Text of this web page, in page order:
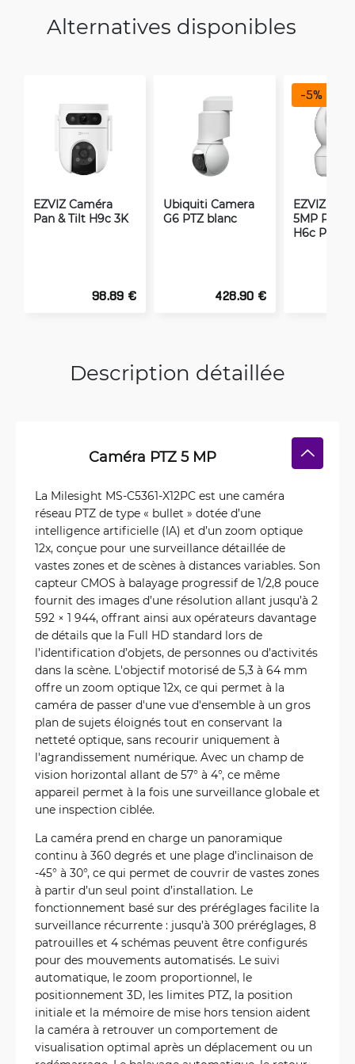
Alternatives disponibles
EZVIZ Caméra
Pan & Tilt H9c 3K
98.89 €
Ubiquiti Camera
G6 PTZ blanc
428.90 €
EZVIZ
5MP Pan
H6c Pro 3K
-5%
Description détaillée
Caméra PTZ 5 MP
La Milesight MS-C5361-X12PC est une caméra
réseau PTZ de type « bullet » dotée d’une
intelligence artificielle (IA) et d’un zoom optique
12x, conçue pour une surveillance détaillée de
vastes zones et de scènes à distances variables. Son
capteur CMOS à balayage progressif de 1/2,8 pouce
fournit des images d’une résolution allant jusqu’à 2
592 × 1 944, offrant ainsi aux opérateurs davantage
de détails que la Full HD standard lors de
l’identification d’objets, de personnes ou d’activités
dans la scène. L'objectif motorisé de 5,3 à 64 mm
offre un zoom optique 12x, ce qui permet à la
caméra de passer d'une vue d'ensemble à un gros
plan de sujets éloignés tout en conservant la
netteté optique, sans recourir uniquement à
l'agrandissement numérique. Avec un champ de
vision horizontal allant de 57° à 4°, ce même
appareil permet à la fois une surveillance globale et
une inspection ciblée.
La caméra prend en charge un panoramique
continu à 360 degrés et une plage d’inclinaison de
-45° à 30°, ce qui permet de couvrir de vastes zones
à partir d’un seul point d’installation. Le
fonctionnement basé sur des préréglages facilite la
surveillance récurrente : jusqu’à 300 préréglages, 8
patrouilles et 4 schémas peuvent être configurés
pour des mouvements automatisés. Le suivi
automatique, le zoom proportionnel, le
positionnement 3D, les limites PTZ, la position
initiale et la mémoire de mise hors tension aident
la caméra à retrouver un comportement de
visualisation optimal après un déplacement ou un